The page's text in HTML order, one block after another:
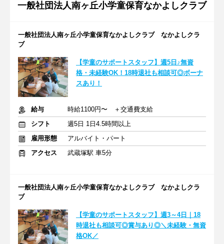
一般社団法人南ヶ丘小学童保育なかよしクラブ
一般社団法人南ヶ丘小学童保育なかよしクラブ なかよしクラ
ブ
【学童のサポートスタッフ】週5日♪無資
格・未経験OK！18時退社も相談可◎ボーナ
スあり！
給与
時給1100円〜 ＋交通費支給
シフト
週5日 1日4.5時間以上
雇用形態
アルバイト・パート
アクセス
武蔵塚駅 車5分
一般社団法人南ヶ丘小学童保育なかよしクラブ なかよしクラ
ブ
【学童のサポートスタッフ】週3～4日｜18
時退社も相談可◎賞与あり◎＼未経験・無資
格OK／